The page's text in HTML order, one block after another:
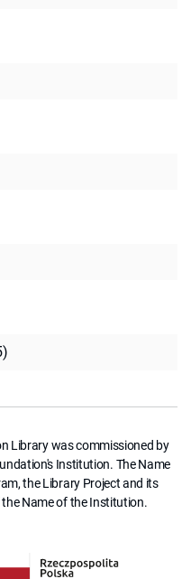
Library was commissioned by
Institution. The Name
the Library Project and its
Name of the Institution.